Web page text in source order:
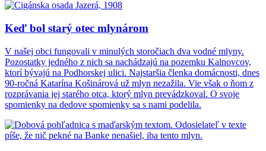
Keď bol starý otec mlynárom
V našej obci fungovali v minulých storočiach dva vodné mlyny.
Pozostatky jedného z nich sa nachádzajú na pozemku Kalnovcov,
ktorí bývajú na Podhorskej ulici. Najstaršia členka domácnosti, dnes
90-ročná Katarína Košinárová už mlyn nezažila. Vie však o ňom z
rozprávania jej starého otca, ktorý mlyn prevádzkoval. O svoje
spomienky na dedove spomienky sa s nami podelila.